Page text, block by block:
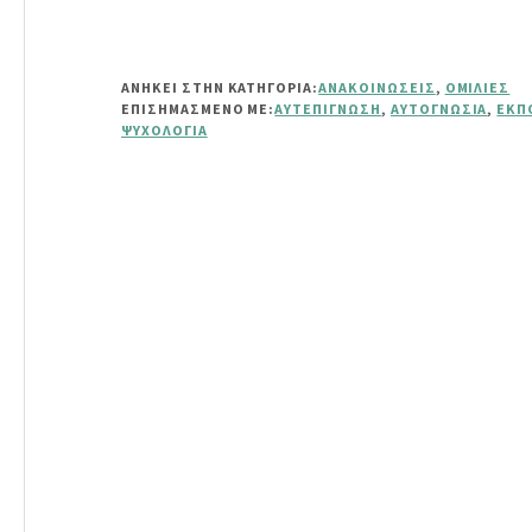
ΑΝΗΚΕΙ ΣΤΗΝ ΚΑΤΗΓΟΡΙΑ:ΑΝΑΚΟΙΝΏΣΕΙΣ , ΟΜΙΛΊΕΣ
ΕΠΙΣΗΜΑΣΜΈΝΟ ΜΕ:ΑΥΤΕΠΊΓΝΩΣΗ , ΑΥΤΟΓΝΩΣΊΑ,
ΨΥΧΟΛΟΓΊΑ